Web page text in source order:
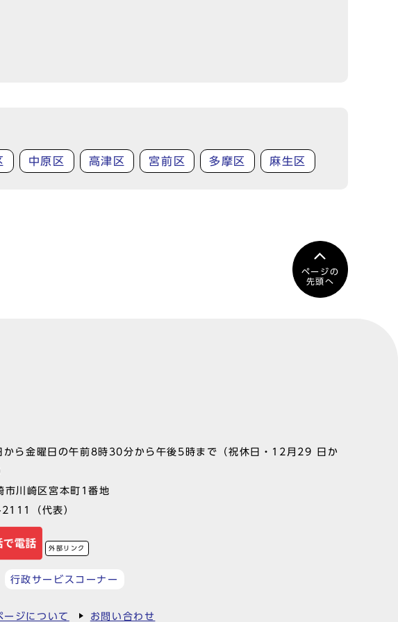
中原区 高津区 宮前区 多摩区 麻生区
ページの
先頭へ
から金曜日の午前8時30分から午後5時まで（祝休日・12月29 日か
川崎区宮本町1番地
（代表）
外部リンク
行政サービスコーナー
ージについて お問い合わせ